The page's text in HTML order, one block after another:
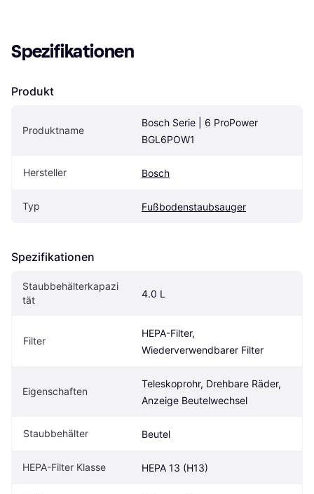
Spezifikationen
Produkt
Produktname
Bosch Serie | 6 ProPower
BGL6POW1
Hersteller Bosch
Typ Fußbodenstaubsauger
Spezifikationen
Staubbehälterkapazi
tät
4.0 L
Filter
HEPA-Filter,
Wiederverwendbarer Filter
Eigenschaften
Teleskoprohr, Drehbare Räder,
Anzeige Beutelwechsel
Staubbehälter Beutel
HEPA-Filter Klasse HEPA 13 (H13)